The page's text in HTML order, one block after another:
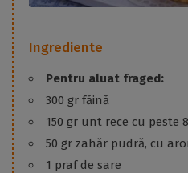
Ingrediente
Pentru aluat fraged:
300 gr făină
150 gr unt rece cu peste
50 gr zahăr pudră, cu
1 praf de sare